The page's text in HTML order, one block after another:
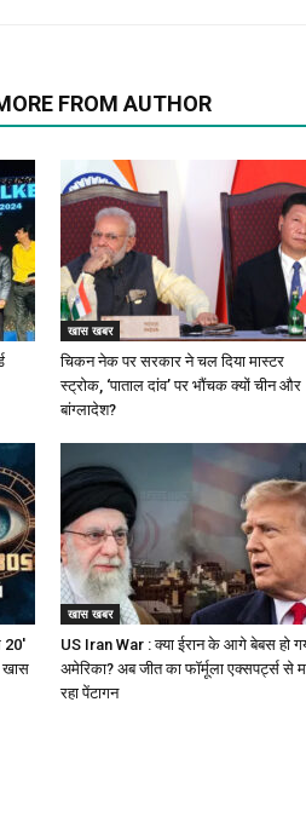
FROM AUTHOR
खास खबर
चिकन नेक पर सरकार ने चल दिया मास्टर
स्ट्रोक, ‘पाताल दांव’ पर भौंचक क्यों चीन और
बांग्लादेश?
खास
खास खबर
US Iran War : क्या ईरान के आगे बेबस हो
अमेरिका? अब जीत का फॉर्मूला एक्सपर्ट्स से
रहा पेंटागन